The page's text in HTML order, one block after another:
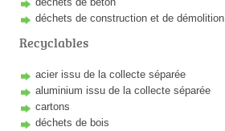
déchets de construction et de démolition
Recyclables
acier issu de la collecte séparée
aluminium issu de la collecte séparée
cartons
déchets de bois